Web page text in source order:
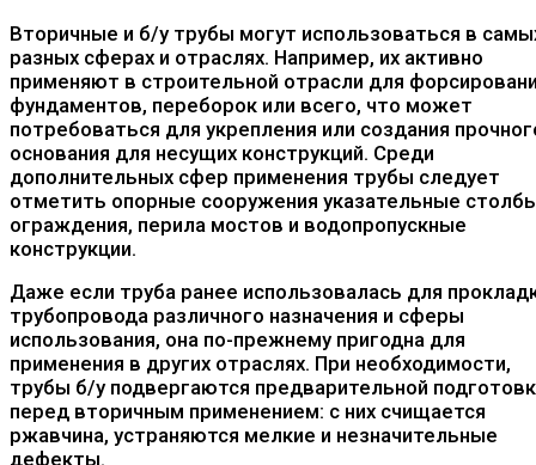
Вторичные и б/у трубы могут использоваться в
разных сферах и отраслях. Например, их активно
применяют в строительной отрасли для
фундаментов, переборок или всего, что может
потребоваться для укрепления или создания
основания для несущих конструкций. Среди
дополнительных сфер применения трубы следует
отметить опорные сооружения указательные
ограждения, перила мостов и водопропускные
конструкции.
Даже если труба ранее использовалась для
трубопровода различного назначения и сферы
использования, она по-прежнему пригодна для
применения в других отраслях. При необходимости,
трубы б/у подвергаются предварительной
перед вторичным применением: с них счищается
ржавчина, устраняются мелкие и незначительные
дефекты.